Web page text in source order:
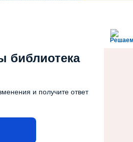
библиотека
и получите ответ